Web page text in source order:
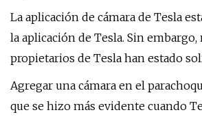
La aplicación de cámara de Tesla
la aplicación de Tesla. Sin
propietarios de Tesla han estado
Agregar una cámara en el
que se hizo más evidente cuando